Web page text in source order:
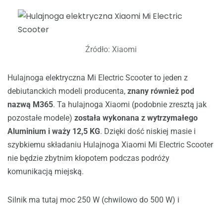
Źródło: Xiaomi
Hulajnoga elektryczna Mi Electric Scooter to jeden z
debiutanckich modeli producenta, znany również pod
nazwą M365. Ta hulajnoga Xiaomi (podobnie zresztą jak
pozostałe modele) została wykonana z wytrzymałego
Aluminium i waży 12,5 KG. Dzięki dość niskiej masie i
szybkiemu składaniu Hulajnoga Xiaomi Mi Electric Scooter
nie będzie zbytnim kłopotem podczas podróży
komunikacją miejską.
Silnik ma tutaj moc 250 W (chwilowo do 500 W) i